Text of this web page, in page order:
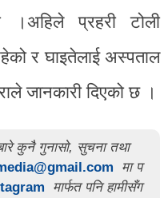
।अहिले प्रहरी टोली
र घाइतेलाई अस्पताल
जानकारी दिएको छ ।
कुनै गुनासो, सुचना तथा
मा प
मार्फत पनि हामीसँग